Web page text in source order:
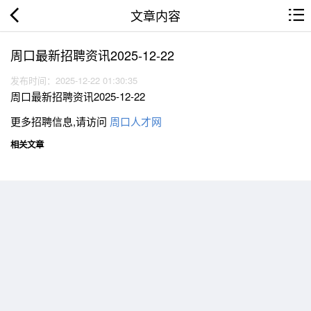
文章内容
周口最新招聘资讯2025-12-22
发布时间：2025-12-22 01:30:35
周口最新招聘资讯2025-12-22
更多招聘信息,请访问 周口人才网
相关文章